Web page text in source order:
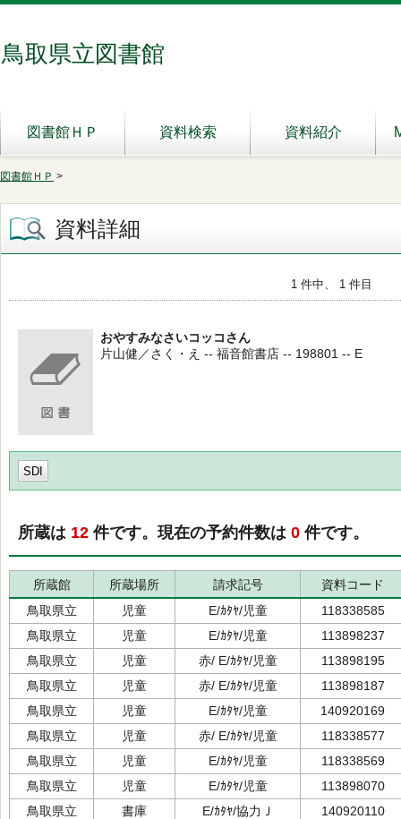
鳥取県立図書館
図書館ＨＰ 資料検索 資料紹介
図書館ＨＰ >
資料詳細
1 件中、 1 件目
おやすみなさいコッコさん
片山健／さく・え -- 福音館書店 -- 198801 -- E
SDI
所蔵は 12 件です。現在の予約件数は 0 件です。
所蔵館 所蔵場所 請求記号
資料コード
鳥取県立
児童 E/ｶﾀﾔ/児童
118338585
鳥取県立
児童 E/ｶﾀﾔ/児童
113898237
鳥取県立
児童 赤/ E/ｶﾀﾔ/児童
113898195
鳥取県立
児童 赤/ E/ｶﾀﾔ/児童
113898187
鳥取県立
児童 E/ｶﾀﾔ/児童
140920169
鳥取県立
児童 赤/ E/ｶﾀﾔ/児童
118338577
鳥取県立
児童 E/ｶﾀﾔ/児童
118338569
鳥取県立
児童 E/ｶﾀﾔ/児童
113898070
鳥取県立
書庫 E/ｶﾀﾔ/協力Ｊ
140920110